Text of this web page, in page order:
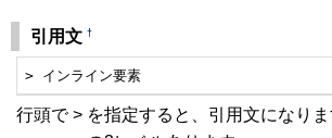
引用文 †
> インライン要素
行頭で > を指定すると、引用文になりま